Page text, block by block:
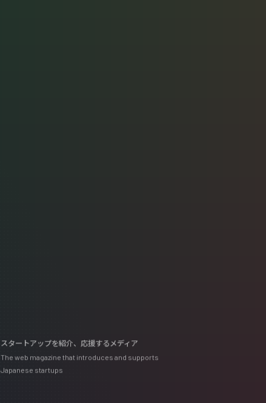
スタートアップを紹介、応援するメディア
The web magazine that introduces and supports
Japanese startups